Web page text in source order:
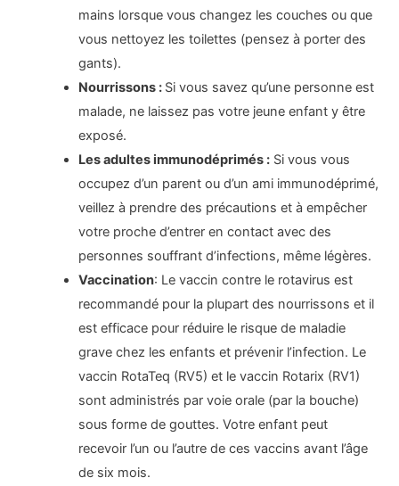
mains lorsque vous changez les couches ou que
vous nettoyez les toilettes (pensez à porter des
gants).
Nourrissons : Si vous savez qu’une personne est
malade, ne laissez pas votre jeune enfant y être
exposé.
Les adultes immunodéprimés : Si vous vous
occupez d’un parent ou d’un ami immunodéprimé,
veillez à prendre des précautions et à empêcher
votre proche d’entrer en contact avec des
personnes souffrant d’infections, même légères.
Vaccination: Le vaccin contre le rotavirus est
recommandé pour la plupart des nourrissons et il
est efficace pour réduire le risque de maladie
grave chez les enfants et prévenir l’infection. Le
vaccin RotaTeq (RV5) et le vaccin Rotarix (RV1)
sont administrés par voie orale (par la bouche)
sous forme de gouttes. Votre enfant peut
recevoir l’un ou l’autre de ces vaccins avant l’âge
de six mois.